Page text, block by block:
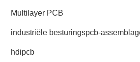
Multilayer PCB
industriële besturingspcb-
hdipcb